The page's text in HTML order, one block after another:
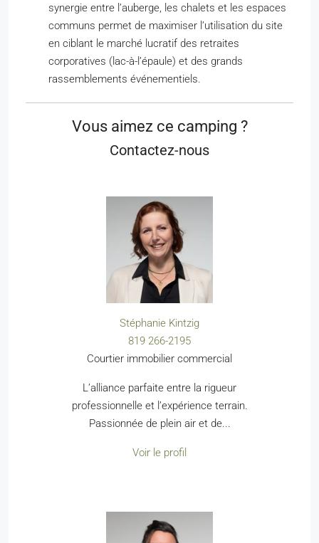
synergie entre l’auberge, les chalets et les espaces
communs permet de maximiser l’utilisation du site
en ciblant le marché lucratif des retraites
corporatives (lac-à-l’épaule) et des grands
rassemblements événementiels.
Vous aimez ce camping ?
Contactez-nous
Stéphanie Kintzig
819 266-2195
Courtier immobilier commercial
L’alliance parfaite entre la rigueur
professionnelle et l’expérience terrain.
Passionnée de plein air et de...
Voir le profil